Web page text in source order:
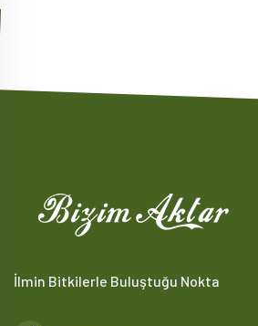
İlmin Bitkilerle Buluştuğu Nokta